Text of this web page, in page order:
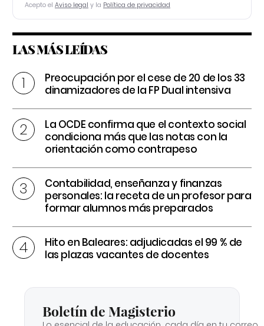
Acepto el Aviso legal y la Política de privacidad
LAS MÁS LEÍDAS
Preocupación por el cese de 20 de los 33
dinamizadores de la FP Dual intensiva
La OCDE confirma que el contexto social
condiciona más que las notas con la
orientación como contrapeso
Contabilidad, enseñanza y finanzas
personales: la receta de un profesor para
formar alumnos más preparados
Hito en Baleares: adjudicadas el 99 % de
las plazas vacantes de docentes
Boletín de Magisterio